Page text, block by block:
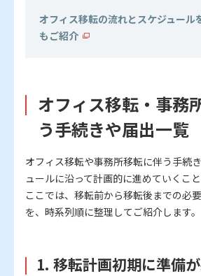
オフィス移転の流れとスケジュール
もご紹介
オフィス移転・事務
う手続きや届出一覧
オフィス移転や事務所移転に伴う手続
ュールに沿って計画的に進めていくこと
ここでは、移転前から移転後までの必
を、時系列順に整理してご紹介します。
1. 移転計画初期に準備